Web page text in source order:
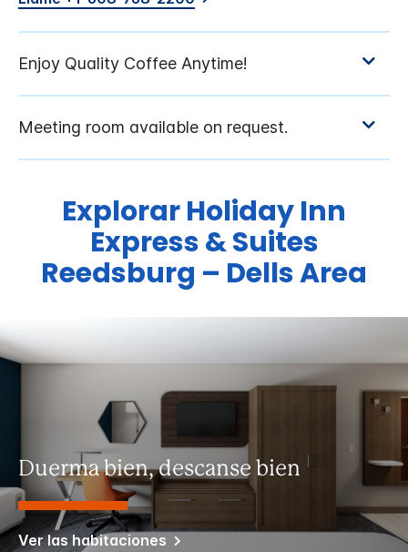
ExplorarHoliday Inn
Express & Suites
Reedsburg – Dells Area
Duerma bien, descanse bien
Ver las habitaciones